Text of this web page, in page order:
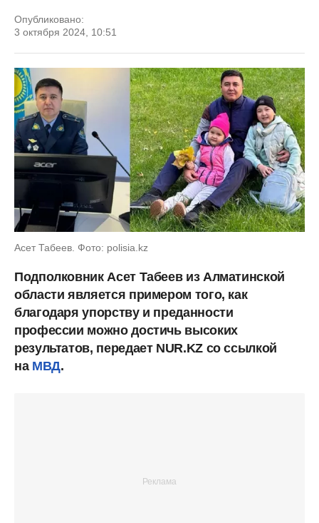
Опубликовано:
3 октября 2024, 10:51
Асет Табеев. Фото: polisia.kz
Подполковник Асет Табеев из Алматинской
области является примером того, как
благодаря упорству и преданности
профессии можно достичь высоких
результатов, передает NUR.KZ со ссылкой
на МВД.